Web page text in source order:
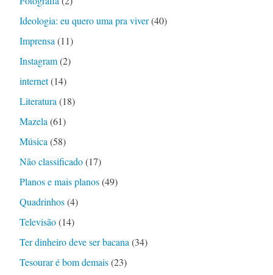
Ideologia: eu quero uma pra viver(40)
Imprensa(11)
Instagram(2)
internet(14)
Literatura(18)
Mazela(61)
Música(58)
Não classificado(17)
Planos e mais planos(49)
Quadrinhos(4)
Televisão(14)
Ter dinheiro deve ser bacana(34)
Tesourar é bom demais(23)